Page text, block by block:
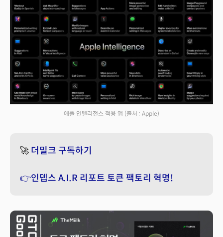
애플 인텔리전스 적용 앱 (출처 : Apple)
🚀 더밀크 구독하기
👉인뎁스 A.I.R 리포트 토큰 팩토리 혁명!